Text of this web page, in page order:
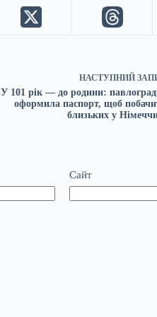
НАСТУПНИЙ
У 101 рік — до родини:
оформила паспорт, щоб
близьких у
Сайт